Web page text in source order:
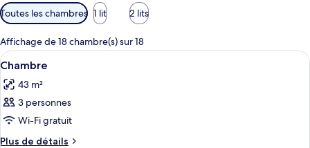
Filtres
disponibles
pour
les
chambres
Toutes les chambres 1 lit 2 lits
Affichage de 18 chambre(s) sur 18
Afficher
toutes
les
photos
pour
ce
Une chambre d’hôtel équipée d’un
7
Chambre
43 m²
3 personnes
Wi-Fi gratuit
Plus de détails
Plus